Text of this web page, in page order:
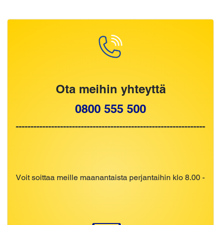
Ota meihin yhteyttä
0800 555 500
----------------------------------------------------------------